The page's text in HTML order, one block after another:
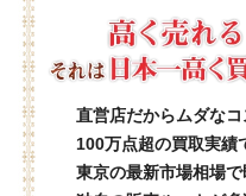
直営店だからムダなコ
100万点超の買取実績
東京の最新市場相場で